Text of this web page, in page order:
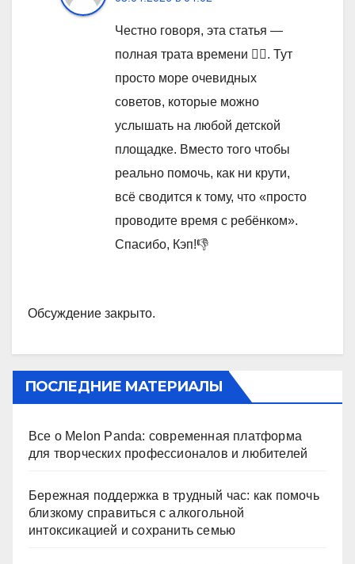
Честно говоря, эта статья —
полная трата времени 🤦‍♂️. Тут
просто море очевидных
советов, которые можно
услышать на любой детской
площадке. Вместо того чтобы
реально помочь, как ни крути,
всё сводится к тому, что «просто
проводите время с ребёнком».
Спасибо, Кэп!👎
Обсуждение закрыто.
ПОСЛЕДНИЕ МАТЕРИАЛЫ
Все о Melon Panda: современная платформа
для творческих профессионалов и любителей
Бережная поддержка в трудный час: как помочь
близкому справиться с алкогольной
интоксикацией и сохранить семью